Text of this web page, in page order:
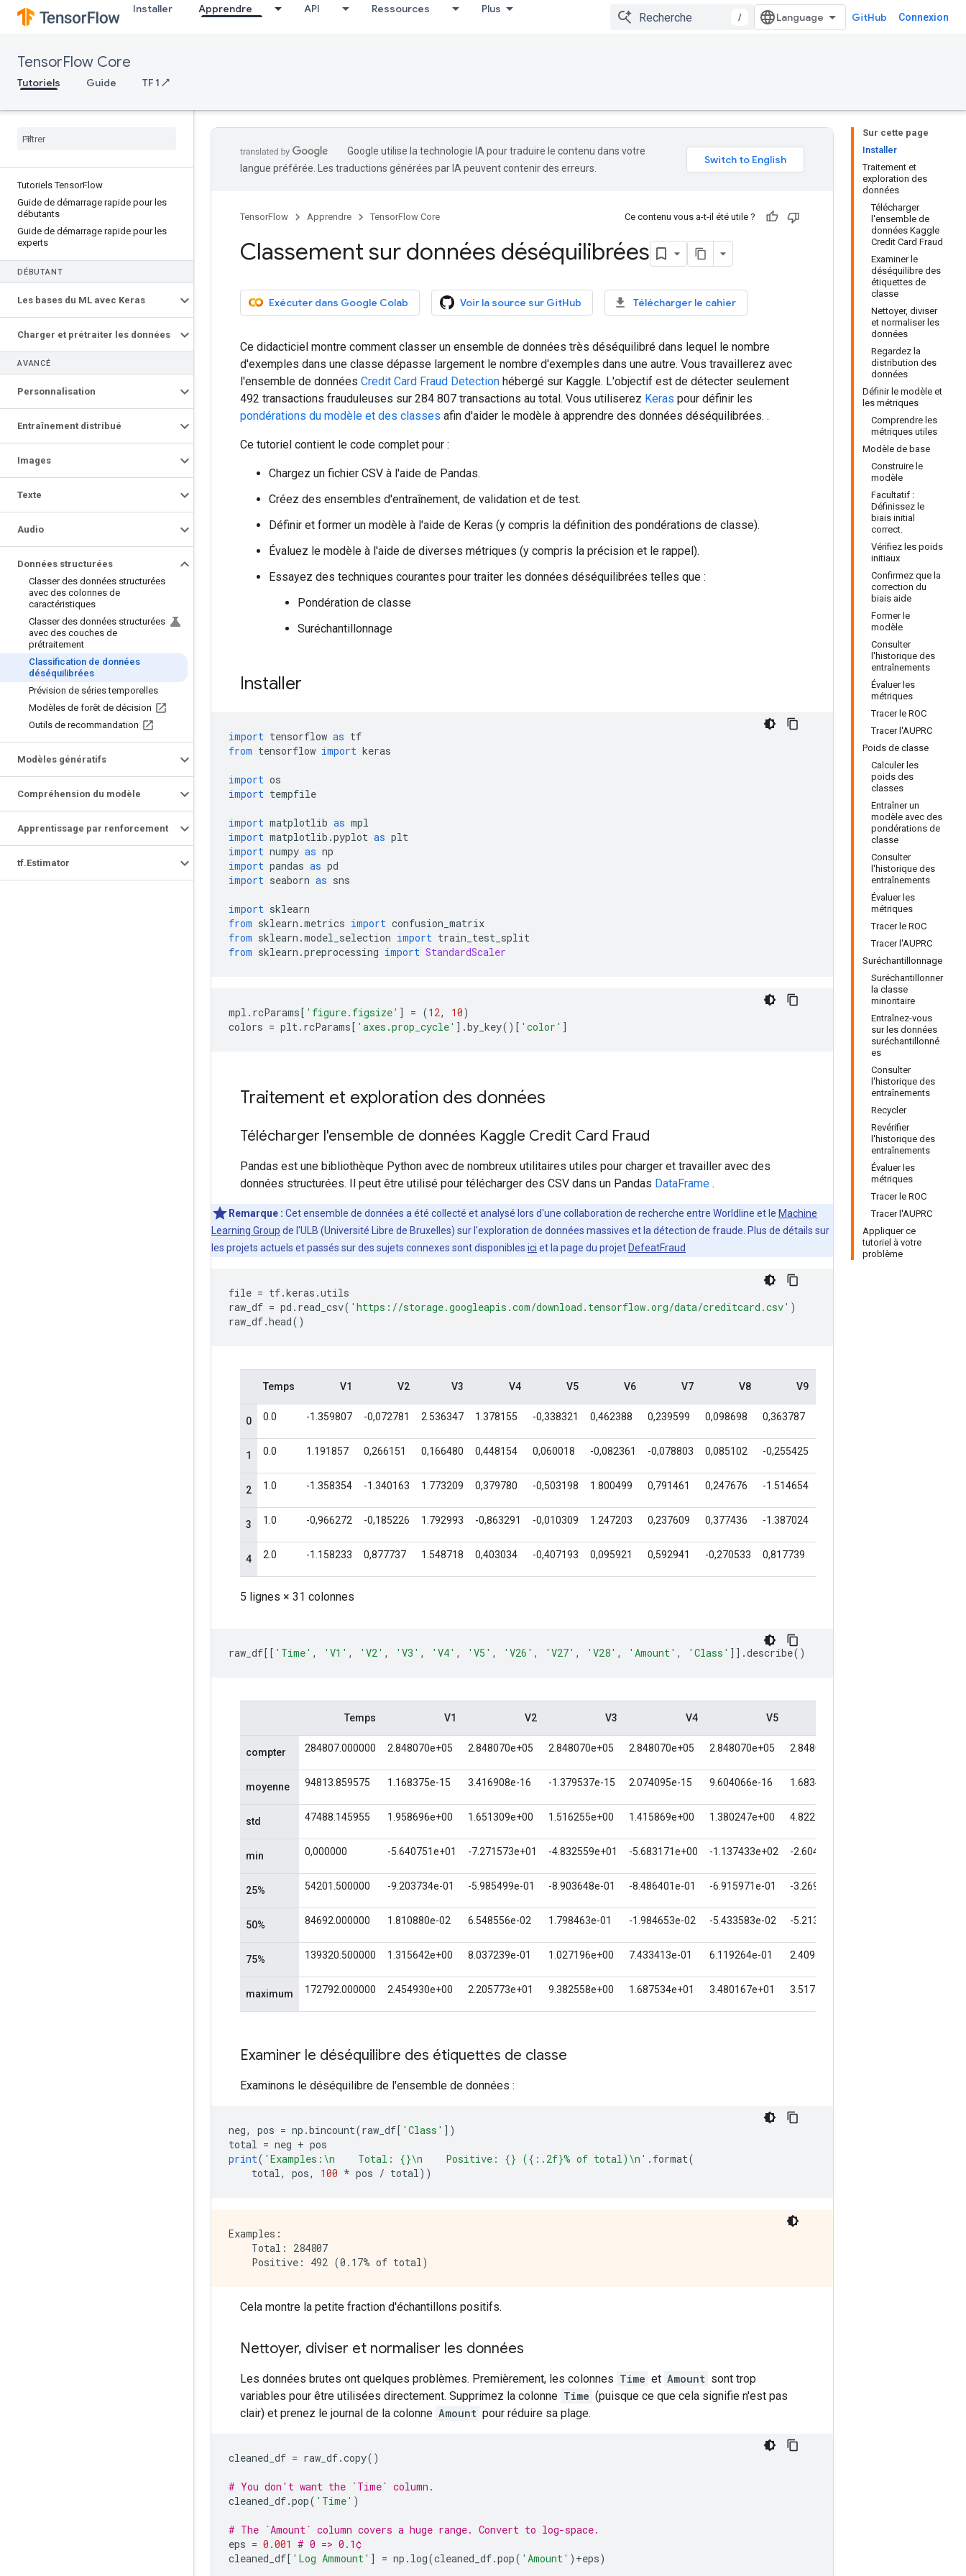
Installer Apprendre API Ressources Plus
/ GitHub Connexion
TensorFlow Core
Tutoriels Guide TF 1 ↗
Tutoriels TensorFlow
Guide de démarrage rapide pour les
débutants
Guide de démarrage rapide pour les
experts
DÉBUTANT
Les bases du ML avec Keras
Charger et prétraiter les données
AVANCÉ
Personnalisation
Entraînement distribué
Images
Texte
Audio
Données structurées
Classer des données structurées
avec des colonnes de
caractéristiques
Classer des données structurées
avec des couches de
prétraitement
Classification de données
déséquilibrées
Prévision de séries temporelles
Modèles de forêt de décision
Outils de recommandation
Modèles génératifs
Compréhension du modèle
Apprentissage par renforcement
tf.Estimator
Sur cette page
Installer
Traitement et
exploration des
données
Télécharger
l'ensemble de
données Kaggle
Credit Card Fraud
Examiner le
déséquilibre des
étiquettes de
classe
Nettoyer, diviser
et normaliser les
données
Regardez la
distribution des
données
Définir le modèle et
les métriques
Comprendre les
métriques utiles
Modèle de base
Construire le
modèle
Facultatif :
Définissez le
biais initial
correct.
Vérifiez les poids
initiaux
Confirmez que la
correction du
biais aide
Former le
modèle
Consulter
l'historique des
entraînements
Évaluer les
métriques
Tracer le ROC
Tracer l'AUPRC
Poids de classe
Calculer les
poids des
classes
Entraîner un
modèle avec des
pondérations de
classe
Consulter
l'historique des
entraînements
Évaluer les
métriques
Tracer le ROC
Tracer l'AUPRC
Suréchantillonnage
Suréchantillonner
la classe
minoritaire
Entraînez-vous
sur les données
suréchantillonné
es
Consulter
l'historique des
entraînements
Recycler
Revérifier
l'historique des
entraînements
Évaluer les
métriques
Tracer le ROC
Tracer l'AUPRC
Appliquer ce
tutoriel à votre
problème
Google utilise la technologie IA pour traduire le contenu dans votre
langue préférée. Les traductions générées par IA peuvent contenir des erreurs.
TensorFlow Apprendre TensorFlow Core Ce contenu vous a-t-il été utile ?
Classement sur données déséquilibrées
Exécuter dans Google Colab Voir la source sur GitHub Télécharger le cahier
Ce didacticiel montre comment classer un ensemble de données très déséquilibré dans lequel le nombre
d'exemples dans une classe dépasse largement le nombre d'exemples dans une autre. Vous travaillerez avec
l'ensemble de données Credit Card Fraud Detection hébergé sur Kaggle. L'objectif est de détecter seulement
492 transactions frauduleuses sur 284 807 transactions au total. Vous utiliserez Keras pour définir les
pondérations du modèle et des classes afin d'aider le modèle à apprendre des données déséquilibrées. .
Ce tutoriel contient le code complet pour :
Chargez un fichier CSV à l'aide de Pandas.
Créez des ensembles d'entraînement, de validation et de test.
Définir et former un modèle à l'aide de Keras (y compris la définition des pondérations de classe).
Évaluez le modèle à l'aide de diverses métriques (y compris la précision et le rappel).
Essayez des techniques courantes pour traiter les données déséquilibrées telles que :
Pondération de classe
Suréchantillonnage
Installer
import tensorflow as tf
from tensorflow import keras
import os
import tempfile
import matplotlib as mpl
import matplotlib .pyplot as plt
import numpy as np
import pandas as pd
import seaborn as sns
import sklearn
from sklearn .metrics import confusion_matrix
from sklearn .model_selection import train_test_split
from sklearn .preprocessing import StandardScaler
mpl . rcParams[ 'figure.figsize' ] = (12, 10)
colors = plt. rcParams[ 'axes.prop_cycle' ].by_key()[ 'color' ]
Traitement et exploration des données
Télécharger l'ensemble de données Kaggle Credit Card Fraud
Pandas est une bibliothèque Python avec de nombreux utilitaires utiles pour charger et travailler avec des
données structurées. Il peut être utilisé pour télécharger des CSV dans un Pandas DataFrame .
Remarque : Cet ensemble de données a été collecté et analysé lors d'une collaboration de recherche entre Worldline et le Machine
Learning Group de l'ULB (Université Libre de Bruxelles) sur l'exploration de données massives et la détection de fraude. Plus de détails sur
les projets actuels et passés sur des sujets connexes sont disponibles ici et la page du projet DefeatFraud
file = tf.keras .utils
raw_df = pd . read_csv( 'https://storage.googleapis.com/download.tensorflow.org/data/creditcard.csv' )
raw_df.head()
raw_df[[ 'Time' , 'V1' , 'V2' , 'V3' , 'V4' , 'V5' , 'V26' , 'V27' , 'V28' , 'Amount' , 'Class' ]].describe()
Examiner le déséquilibre des étiquettes de classe
Examinons le déséquilibre de l'ensemble de données :
neg, pos = np .bincount(raw_df[ 'Class' ])
total = neg + pos
print( 'Examples:\n    Total: {}\n    Positive: {} ({:.2f}% of total)\n' . format(
total, pos, 100 * pos / total))
Examples:
    Total: 284807
Cela montre la petite fraction d'échantillons positifs.
Nettoyer, diviser et normaliser les données
Les données brutes ont quelques problèmes. Premièrement, les colonnes Time et Amount sont trop
variables pour être utilisées directement. Supprimez la colonne Time (puisque ce que cela signifie n'est pas
clair) et prenez le journal de la colonne Amount pour réduire sa plage.
cleaned_df = raw_df.copy()
# You don't want the `Time` column.
cleaned_df.pop( 'Time' )
# The `Amount` column covers a huge range. Convert to log-space.
eps = 0.001 # 0 => 0.1¢
cleaned_df[ 'Log Ammount' ] = np . log(cleaned_df.pop( 'Amount' )+eps)